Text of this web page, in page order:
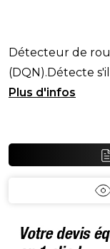
Détecteur de
(DQN).Détecte
afin que l'Ergo-